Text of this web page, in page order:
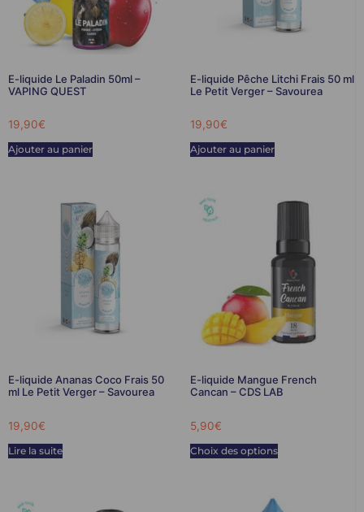
E-liquide Le Paladin 50ml –
VAPING QUEST
19,90€
Ajouter au panier
E-liquide Pêche Litchi Frais 50 ml
Le Petit Verger – Savourea
19,90€
Ajouter au panier
E-liquide Ananas Coco Frais 50
ml Le Petit Verger – Savourea
19,90€
Lire la suite
E-liquide Mangue French
Cancan – CDS LAB
5,90€
Choix des options